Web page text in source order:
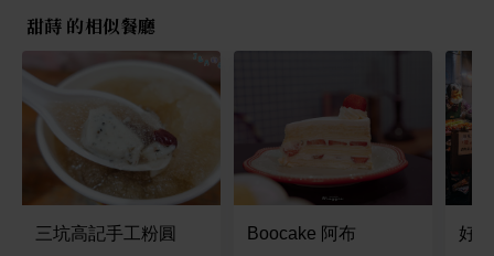
甜蒔 的相似餐廳
三坑高記手工粉圓 Boocake 阿布 好